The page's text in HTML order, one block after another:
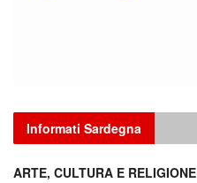
Informati Sardegna
ARTE, CULTURA E RELIGIONE